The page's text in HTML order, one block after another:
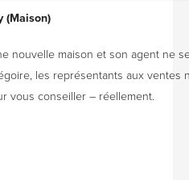
(Maison)
nouvelle maison et son agent ne
les représentants aux ventes
vous conseiller – réellement.